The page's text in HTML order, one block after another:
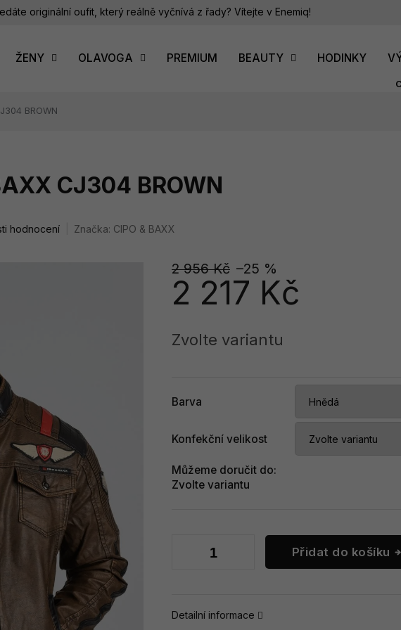
originální oufit, který reálně vyčnívá z řady? Vítejte v Enemiq!
ŽENY OLAVOGA PREMIUM BEAUTY HODINKY
BROWN
CJ304 BROWN
hodnocení Značka: CIPO & BAXX
2 956 Kč –25 %
2 217 Kč
cena:
Zvolte variantu
Barva
Konfekční velikost
Můžeme doručit do:
Zvolte variantu
Přidat do košíku
Detailní informace